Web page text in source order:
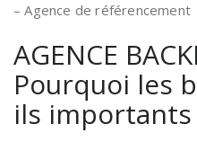
– Agence de référencement
AGENCE
Pourquoi les
ils importants